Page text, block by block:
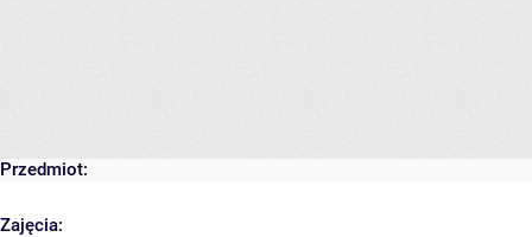
Przedmiot:
Zajęcia: